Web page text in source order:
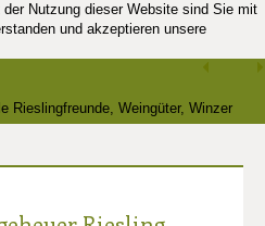
Nutzung dieser Website sind Sie mit
und akzeptieren unsere
Rieslingfreunde, Weingüter, Winzer